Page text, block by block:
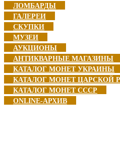
ЛОМБАРДЫ
ГАЛЕРЕИ
СКУПКИ
МУЗЕИ
АУКЦИОНЫ
АНТИКВАРНЫЕ МАГАЗИНЫ
КАТАЛОГ МОНЕТ УКРАИНЫ
КАТАЛОГ МОНЕТ ЦАРСКОЙ
КАТАЛОГ МОНЕТ CCCР
ONLINE-АРХИВ